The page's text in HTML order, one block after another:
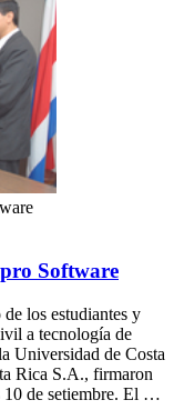
Software
los estudiantes y
a tecnología de
Universidad de Costa
Rica S.A., firmaron
10 de setiembre. El …